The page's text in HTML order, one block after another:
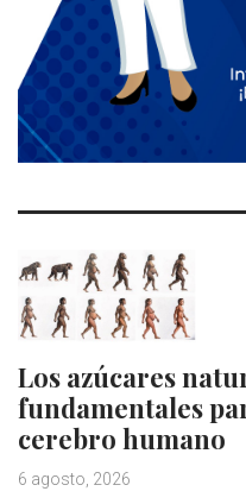
Los azúcares
fundamentales
cerebro humano
6 agosto, 2026